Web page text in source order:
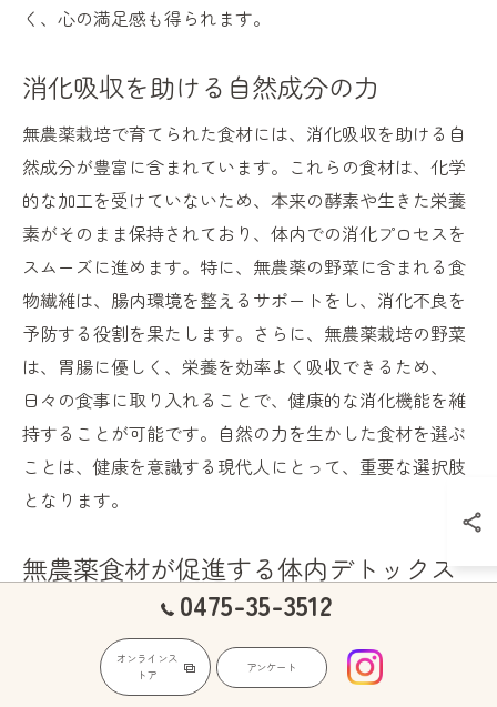
く、心の満足感も得られます。
消化吸収を助ける自然成分の力
無農薬栽培で育てられた食材には、消化吸収を助ける自
然成分が豊富に含まれています。これらの食材は、化学
的な加工を受けていないため、本来の酵素や生きた栄養
素がそのまま保持されており、体内での消化プロセスを
スムーズに進めます。特に、無農薬の野菜に含まれる食
物繊維は、腸内環境を整えるサポートをし、消化不良を
予防する役割を果たします。さらに、無農薬栽培の野菜
は、胃腸に優しく、栄養を効率よく吸収できるため、
日々の食事に取り入れることで、健康的な消化機能を維
持することが可能です。自然の力を生かした食材を選ぶ
ことは、健康を意識する現代人にとって、重要な選択肢
となります。
無農薬食材が促進する体内デトックス
無農薬栽培の食材を取り入れることは、体内のデトック
ス効果を高めるための素晴らしい方法です。無農薬で育
てられた食材は、化学農薬や合成肥料を使用していない
0475-35-3512
オンラインス
トア
アンケート